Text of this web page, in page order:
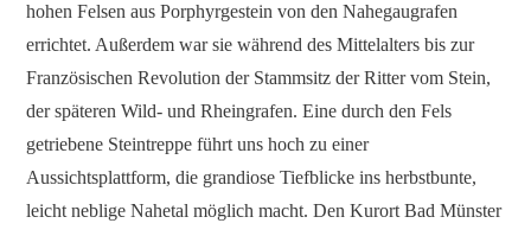
hohen Felsen aus Porphyrgestein von den Nahegaugrafen
errichtet. Außerdem war sie während des Mittelalters bis zur
Französischen Revolution der Stammsitz der Ritter vom Stein,
der späteren Wild- und Rheingrafen. Eine durch den Fels
getriebene Steintreppe führt uns hoch zu einer
Aussichtsplattform, die grandiose Tiefblicke ins herbstbunte,
leicht neblige Nahetal möglich macht. Den Kurort Bad Münster